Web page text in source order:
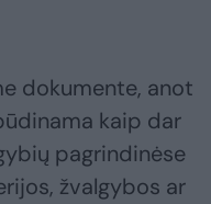
dokumente, anot
kaip dar
pagrindinėse
žvalgybos ar